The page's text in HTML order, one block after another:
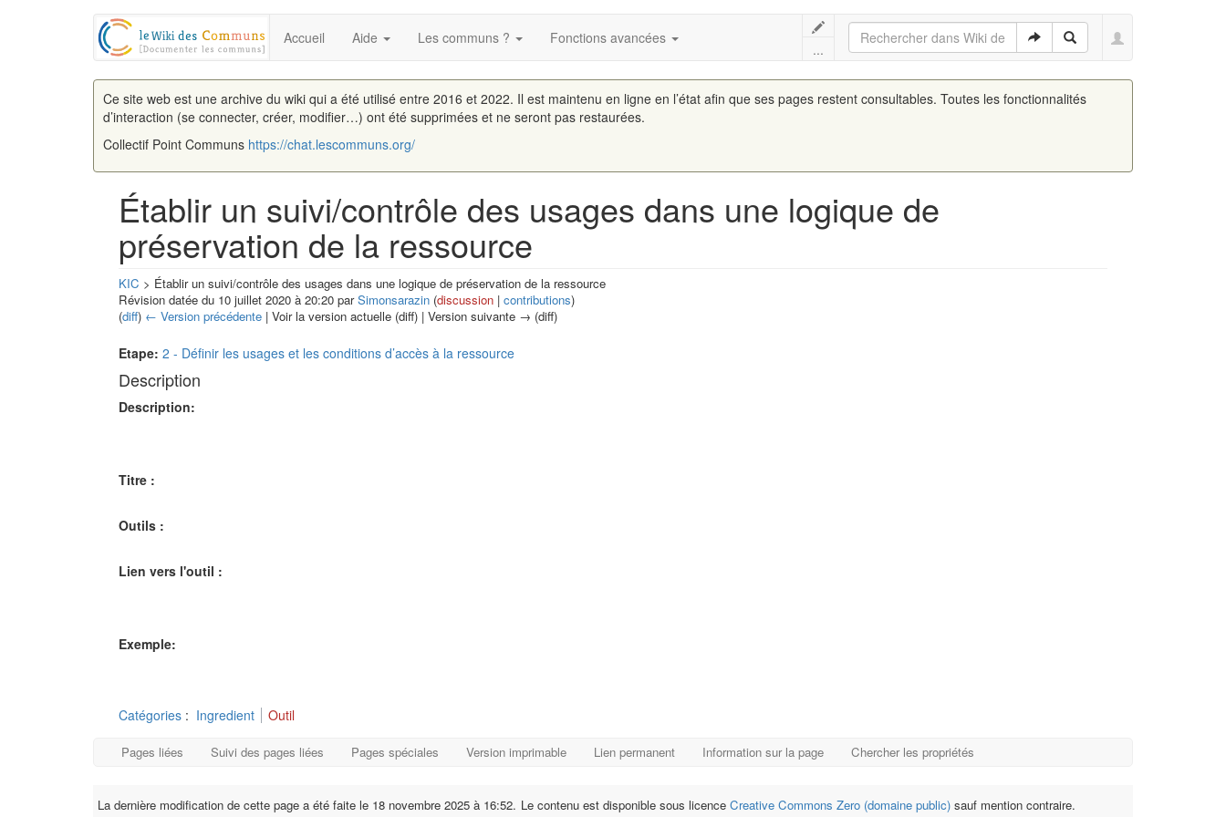
Accueil Aide Les communs ? Fonctions avancées
...
Ce site web est une archive du wiki qui a été utilisé entre 2016 et 2022. Il est maintenu en ligne en l’état afin que ses pages restent consultables. Toutes les fonctionnalités
d’interaction (se connecter, créer, modifier…) ont été supprimées et ne seront pas restaurées.
Collectif Point Communs https://chat.lescommuns.org/
Établir un suivi/contrôle des usages dans une logique de
préservation de la ressource
KIC > Établir un suivi/contrôle des usages dans une logique de préservation de la ressource
Révision datée du 10 juillet 2020 à 20:20 parSimonsarazin (discussion | contributions)
(diff) ← Version précédente | Voir la version actuelle (diff) | Version suivante → (diff)
Etape: 2 - Définir les usages et les conditions d’accès à la ressource
Description
Description:
Titre :
Outils :
Lien vers l'outil :
Exemple:
Catégories : Ingredient Outil
Pages liées Suivi des pages liées Pages spéciales Version imprimable Lien permanent Information sur la page Chercher les propriétés
La dernière modification de cette page a été faite le 18 novembre 2025 à 16:52. Le contenu est disponible sous licence Creative Commons Zero (domaine public) sauf mention contraire.